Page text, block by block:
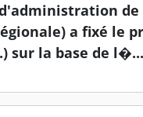
a fixé le
sur la base de l�...